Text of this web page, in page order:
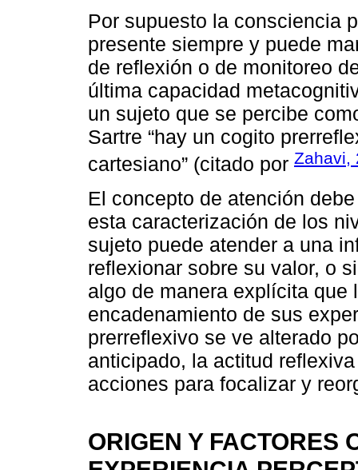
Por supuesto la consciencia
presente siempre y puede
de reflexión o de monitoreo
última capacidad
un sujeto que se percibe
Sartre “hay un cogito
cartesiano” (citado por Zahavi,
El concepto de atención
esta caracterización de los
sujeto puede atender a una
reflexionar sobre su valor, o
algo de manera explícita que
encadenamiento de sus
prerreflexivo se ve alterado
anticipado, la actitud
acciones para focalizar y
ORIGEN Y FACTORES